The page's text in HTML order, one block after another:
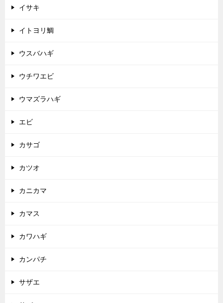
イサキ
イトヨリ鯛
ウスバハギ
ウチワエビ
ウマズラハギ
エビ
カサゴ
カツオ
カニカマ
カマス
カワハギ
カンパチ
サザエ